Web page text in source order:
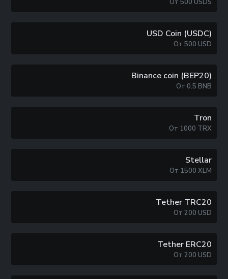
От 500 USDS
USD Coin (USDC)
От 500 USD
Binance coin (BEP20)
От 0.5 BNB
Tron
От 1000 TRX
Stellar
От 1500 XLM
Tether TRC20
От 200 USD
Tether ERC20
От 200 USD